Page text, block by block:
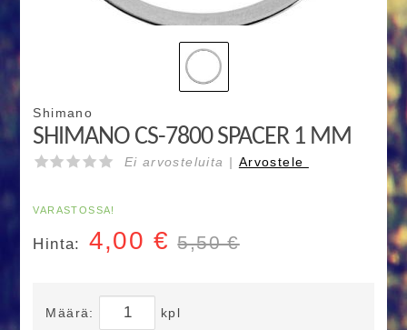
Shimano
SHIMANO CS-7800 SPACER 1 MM
Ei arvosteluita | Arvostele
VARASTOSSA!
Hinta: 4,00 € 5,50 €
Määrä: kpl